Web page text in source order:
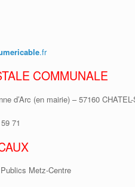
.fr
COMMUNALE
d’Arc (en mairie) – 57160
71
Metz-Centre